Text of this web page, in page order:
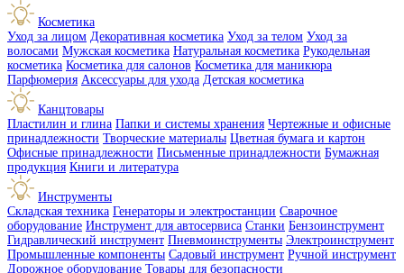
Косметика
Уход за лицом Декоративная косметика Уход за телом Уход за
волосами Мужская косметика Натуральная косметика Рукодельная
косметика Косметика для салонов Косметика для маникюра
Парфюмерия Аксессуары для ухода Детская косметика
Канцтовары
Пластилин и глина Папки и системы хранения Чертежные и офисные
принадлежности Творческие материалы Цветная бумага и картон
Офисные принадлежности Письменные принадлежности Бумажная
продукция Книги и литература
Инструменты
Складская техника Генераторы и электростанции Сварочное
оборудование Инструмент для автосервиса Станки Бензоинструмент
Гидравлический инструмент Пневмоинструменты Электроинструмент
Промышленные компоненты Садовый инструмент Ручной инструмент
Дорожное оборудование Товары для безопасности